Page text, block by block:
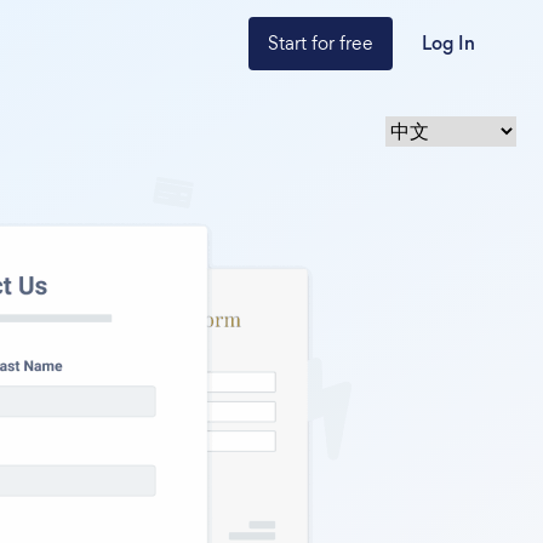
Start for free Log In